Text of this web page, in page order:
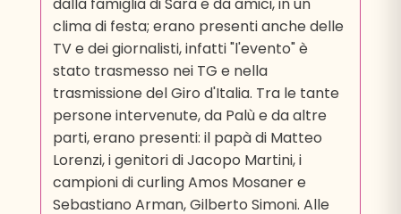
clima di festa; erano presenti anche delle
TV e dei giornalisti, infatti "l'evento" è
stato trasmesso nei TG e nella
trasmissione del Giro d'Italia. Tra le tante
persone intervenute, da Palù e da altre
parti, erano presenti: il papà di Matteo
Lorenzi, i genitori di Jacopo Martini, i
campioni di curling Amos Mosaner e
Sebastiano Arman, Gilberto Simoni. Alle